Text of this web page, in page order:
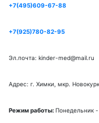
+7(495)609-67-88
+7(925)780-82-95
Эл.почта: kinder-med@mail.ru
Адрес: г. Химки, мкр.
Режим работы: Понедельник